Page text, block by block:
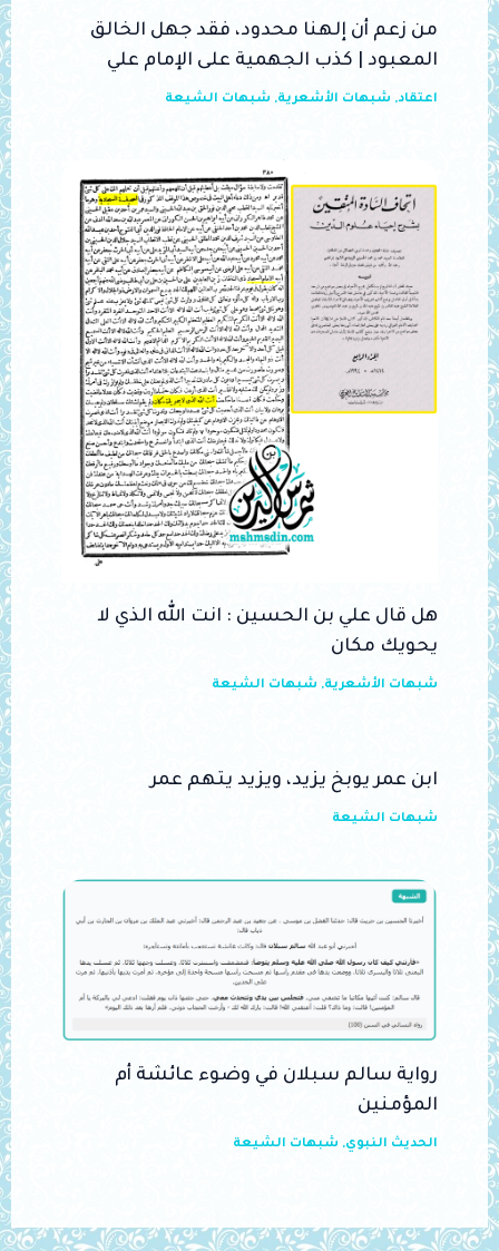
من زعم أن إلهنا محدود، فقد جهل الخالق
المعبود | كذب الجهمية على الإمام علي
اعتقاد, شبهات الأشعرية, شبهات الشيعة
هل قال علي بن الحسين : انت الله الذي لا
يحويك مكان
شبهات الأشعرية, شبهات الشيعة
ابن عمر يوبخ يزيد، ويزيد يتهم عمر
شبهات الشيعة
رواية سالم سبلان في وضوء عائشة أم
المؤمنين
الحديث النبوي, شبهات الشيعة